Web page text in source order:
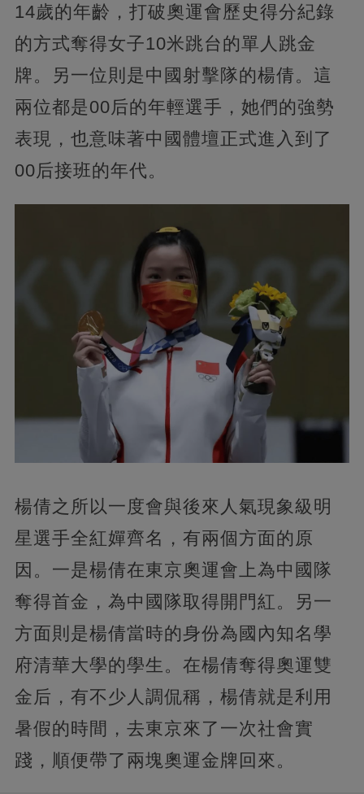
14歲的年齡，打破奧運會歷史得分紀錄
的方式奪得女子10米跳台的單人跳金
牌。另一位則是中國射擊隊的楊倩。這
兩位都是00后的年輕選手，她們的強勢
表現，也意味著中國體壇正式進入到了
00后接班的年代。
楊倩之所以一度會與後來人氣現象級明
星選手全紅嬋齊名，有兩個方面的原
因。一是楊倩在東京奧運會上為中國隊
奪得首金，為中國隊取得開門紅。另一
方面則是楊倩當時的身份為國內知名學
府清華大學的學生。在楊倩奪得奧運雙
金后，有不少人調侃稱，楊倩就是利用
暑假的時間，去東京來了一次社會實
踐，順便帶了兩塊奧運金牌回來。